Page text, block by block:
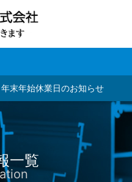
年末年始休業日のお知らせ
一覧